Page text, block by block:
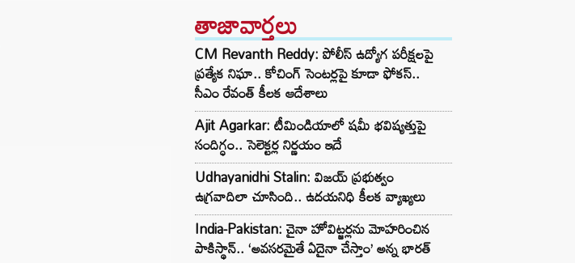
తాజావార్తలు
CM Revanth Reddy: పోలీస్ ఉద్యోగ పరీక్షలపై
ప్రత్యేక నిఘా.. కోచింగ్ సెంటర్లపై కూడా ఫోకస్..
సీఎం రేవంత్ కీలక ఆదేశాలు
Ajit Agarkar: టీమిండియాలో షమీ భవిష్యత్తుపై
సందిగ్ధం.. సెలెక్టర్ల నిర్ణయం ఇదే
Udhayanidhi Stalin: విజయ్ ప్రభుత్వం
ఉగ్రవాదిలా చూసింది.. ఉదయనిధి కీలక వ్యాఖ్యలు
India-Pakistan: చైనా హోవిట్జర్లను మోహరించిన
పాకిస్థాన్.. ‘అవసరమైతే ఏదైనా చేస్తాం’ అన్న భారత్